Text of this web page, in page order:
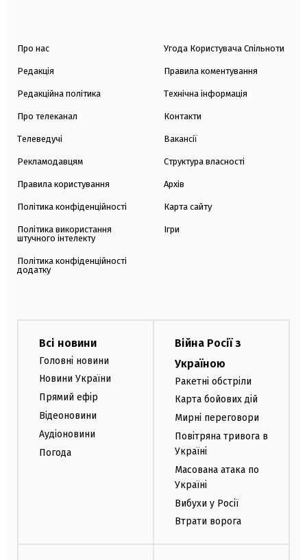
Про нас
Редакція
Редакційна політика
Про телеканал
Телеведучі
Рекламодавцям
Правила користування
Політика конфіденційності
Політика використання
штучного інтелекту
Політика конфіденційності
додатку
Угода Користувача Спільноти
Правила коментування
Технічна інформація
Контакти
Вакансії
Структура власності
Архів
Карта сайту
Ігри
Всі новини
Головні новини
Новини України
Прямий ефір
Відеоновини
Аудіоновини
Погода
Війна Росії з
Україною
Ракетні обстріли
Карта бойових дій
Мирні переговори
Повітряна тривога в
Україні
Масована атака по
Україні
Вибухи у Росії
Втрати ворога